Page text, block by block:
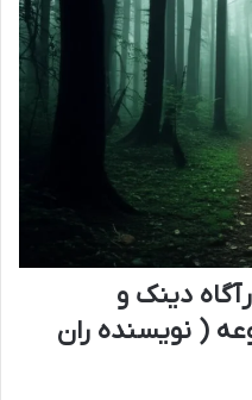
دینک و
( نویسنده ران